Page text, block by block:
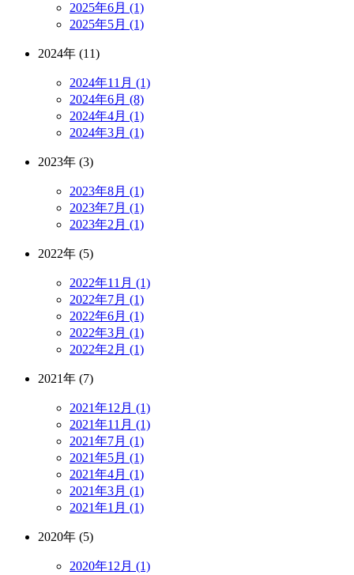
2025年6月 (1)
2025年5月 (1)
2024年 (11)
2024年11月 (1)
2024年6月 (8)
2024年4月 (1)
2024年3月 (1)
2023年 (3)
2023年8月 (1)
2023年7月 (1)
2023年2月 (1)
2022年 (5)
2022年11月 (1)
2022年7月 (1)
2022年6月 (1)
2022年3月 (1)
2022年2月 (1)
2021年 (7)
2021年12月 (1)
2021年11月 (1)
2021年7月 (1)
2021年5月 (1)
2021年4月 (1)
2021年3月 (1)
2021年1月 (1)
2020年 (5)
2020年12月 (1)